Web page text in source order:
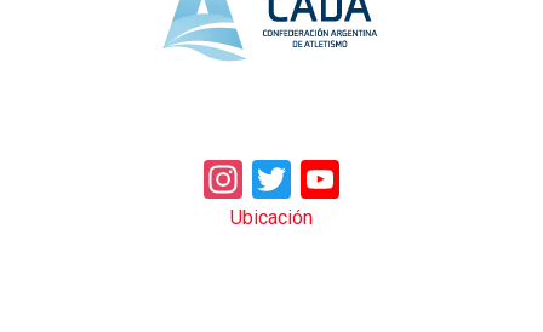
Instagram
Twitter
Ubicación